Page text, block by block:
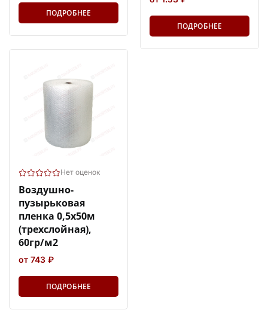
ПОДРОБНЕЕ
ПОДРОБНЕЕ
Нет оценок
Воздушно-
пузырьковая
пленка 0,5х50м
(трехслойная),
60гр/м2
от 743 ₽
ПОДРОБНЕЕ